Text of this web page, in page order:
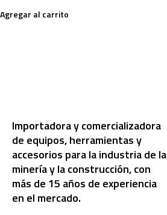
Agregar al carrito
Importadora y comercializadora
de equipos, herramientas y
accesorios para la industria de la
minería y la construcción, con
más de 15 años de experiencia
en el mercado.